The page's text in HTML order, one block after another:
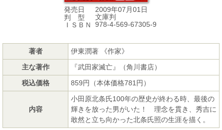
発売日
2009年07月01日
判 型
文庫判
ＩＳＢＮ
978-4-569-67305-9
著者
伊東潤著 《作家》
主な著作
『武田家滅亡』（角川書店）
税込価格
859円（本体価格781円）
内容
小田原北条氏100年の歴史が終わる時、最後の
輝きを放った男がいた！ 理念を貫き、秀吉に
敢然と立ち向かった北条氏照の生涯を描く。